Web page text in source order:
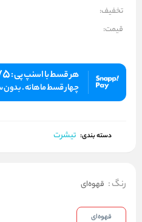
تخفیف:
قیمت:
هر قسط با اسنپ پی :
چهار قسط ماهانه .
دسته بندی: تیشرت
رنگ: قهوه‌ای
قهوه‌ای